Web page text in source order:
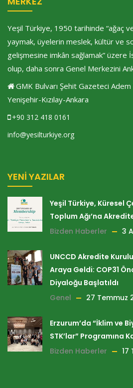
Yeşil Türkiye, 1950 tarihinde “ağaç
yaymak, üyelerin meslek, kültür ve
gelişmesine imkân sağlamak” üzere
olup, daha sonra Genel Merkezini
GMK Bulvarı Şehit Gazeteci
Yenişehir-Kızılay-Ankara
+90 312 418 0161
info@yesilturkiye.org
YENI YAZILAR
Yeşil Türkiye, Küresel
Toplum Ağı’na
Bizden Haberler
3
UNCCD Akredite
Araya Geldi: COP31
Diyaloğu Başlatıldı
Genel
27 Temmuz
Erzurum’da “İklim ve
STK’lar” Programına
Bizden Haberler
17